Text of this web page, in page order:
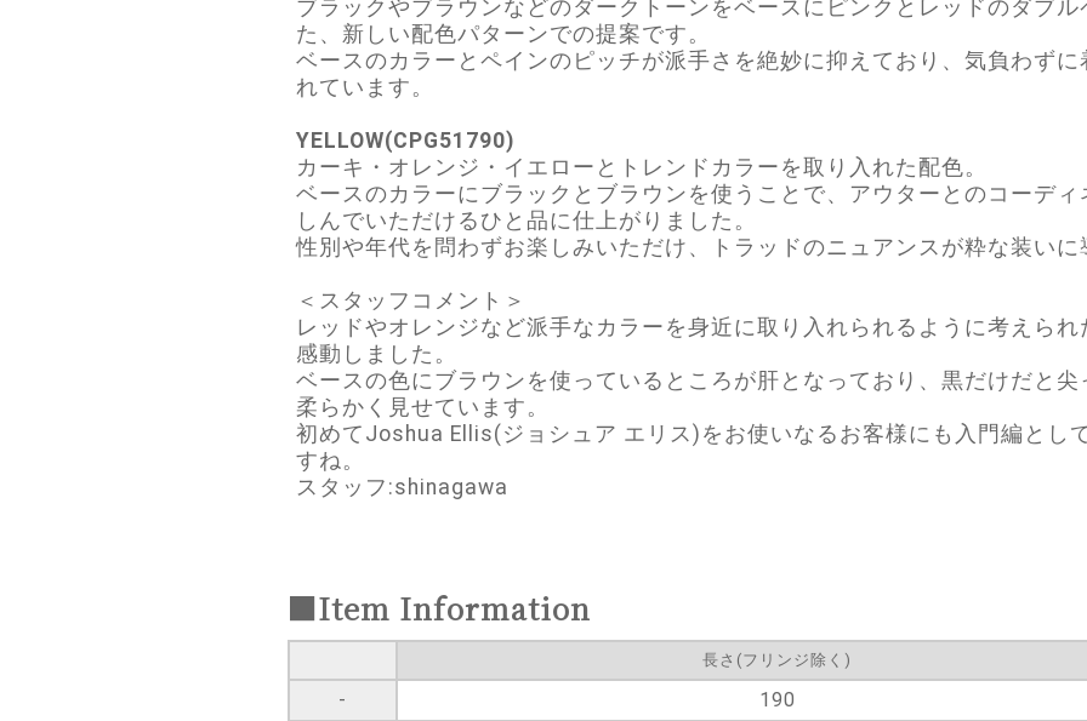
ブラックやブラウンなどのダークトーンをベースにピンクとレッドのダブ
た、新しい配色パターンでの提案です。
ベースのカラーとペインのピッチが派手さを絶妙に抑えており、気負わず
れています。
YELLOW(CPG51790)
カーキ・オレンジ・イエローとトレンドカラーを取り入れた配色。
ベースのカラーにブラックとブラウンを使うことで、アウターとのコーデ
しんでいただけるひと品に仕上がりました。
性別や年代を問わずお楽しみいただけ、トラッドのニュアンスが粋な装いに
＜スタッフコメント＞
レッドやオレンジなど派手なカラーを身近に取り入れられるように考えら
感動しました。
ベースの色にブラウンを使っているところが肝となっており、黒だけだと
柔らかく見せています。
初めてJoshua Ellis(ジョシュア エリス)をお使いなるお客様にも入門編とし
すね。
スタッフ:shinagawa
■Item Information
長さ(フリンジ除く)
- 190